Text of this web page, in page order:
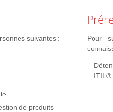
suivantes :
de produits
Pour
ITIL®